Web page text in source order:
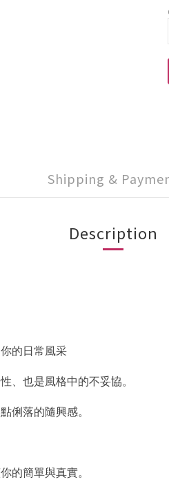
Shipping &
Description
的日常風采
、也是風格中的不妥協。
俐落的隨興感。
的簡單與真實。